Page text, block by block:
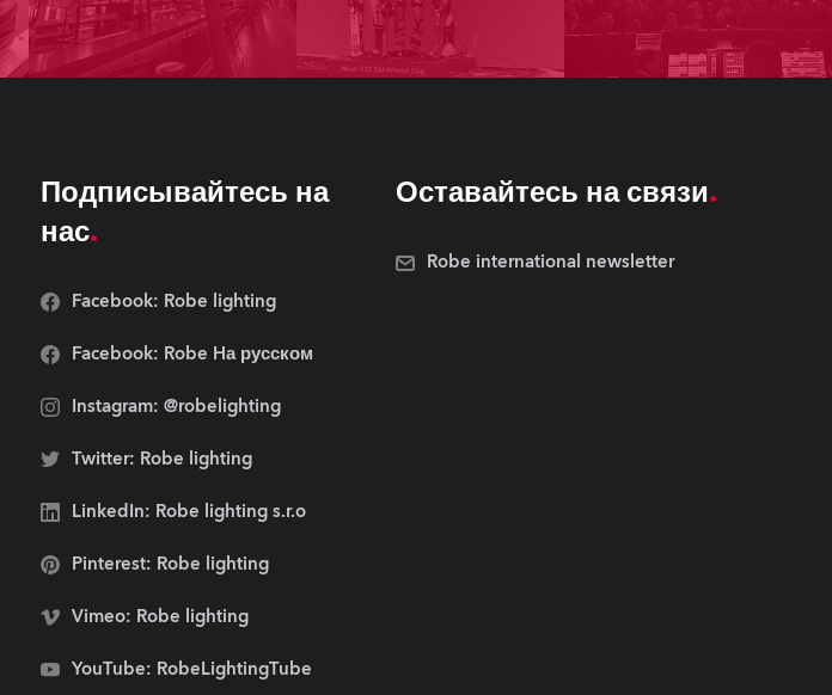
Подписывайтесь на
нас
Facebook: Robe lighting
Facebook: Robe Hа русском
Instagram: @robelighting
Twitter: Robe lighting
LinkedIn: Robe lighting s.r.o
Pinterest: Robe lighting
Vimeo: Robe lighting
YouTube: RobeLightingTube
Оставайтесь на связи
Robe international newsletter